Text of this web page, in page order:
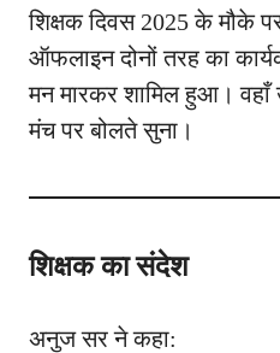
शिक्षक दिवस 2025 के मौके
ऑफलाइन दोनों तरह का
मन मारकर शामिल हुआ।
मंच पर बोलते सुना।
शिक्षक का संदेश
अनुज सर ने कहा: